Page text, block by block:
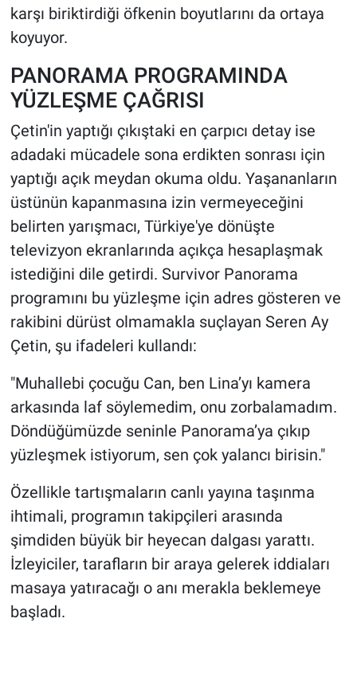
karşı biriktirdiği öfkenin boyutlarını da ortaya
koyuyor.
PANORAMA PROGRAMINDA
YÜZLEŞME ÇAĞRISI
Çetin'in yaptığı çıkıştaki en çarpıcı detay ise
adadaki mücadele sona erdikten sonrası için
yaptığı açık meydan okuma oldu. Yaşananların
üstünün kapanmasına izin vermeyeceğini
belirten yarışmacı, Türkiye'ye dönüşte
televizyon ekranlarında açıkça hesaplaşmak
istediğini dile getirdi. Survivor Panorama
programını bu yüzleşme için adres gösteren ve
rakibini dürüst olmamakla suçlayan Seren Ay
Çetin, şu ifadeleri kullandı:
"Muhallebi çocuğu Can, ben Lina’yı kamera
arkasında laf söylemedim, onu zorbalamadım.
Döndüğümüzde seninle Panorama’ya çıkıp
yüzleşmek istiyorum, sen çok yalancı birisin."
Özellikle tartışmaların canlı yayına taşınma
ihtimali, programın takipçileri arasında
şimdiden büyük bir heyecan dalgası yarattı.
İzleyiciler, tarafların bir araya gelerek iddiaları
masaya yatıracağı o anı merakla beklemeye
başladı.